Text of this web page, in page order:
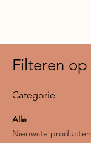
Filteren op
Categorie
Alle
Nieuwste producten